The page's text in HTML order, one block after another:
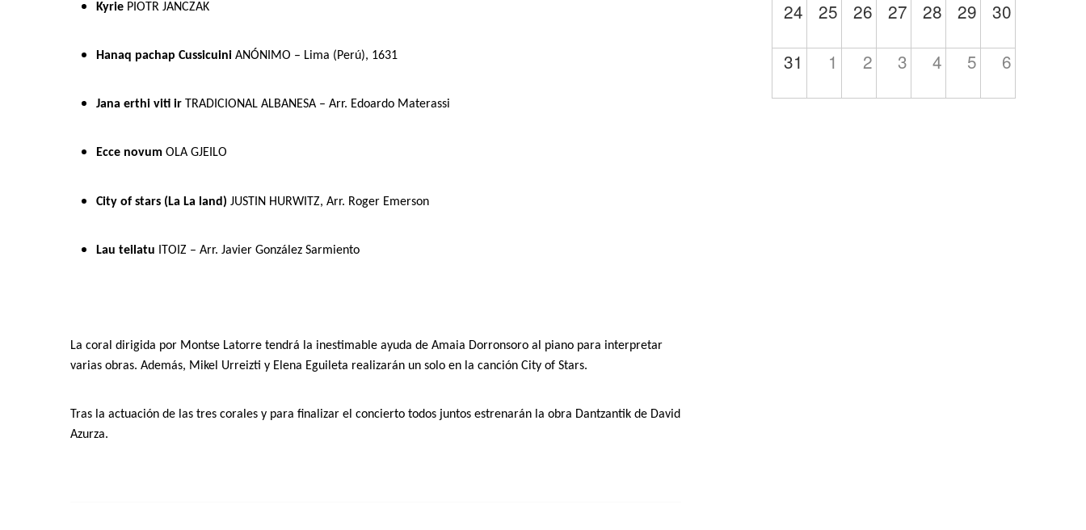
Kyrie PIOTR JANCZAK
Hanaq pachap Cussicuini ANÓNIMO – Lima (Perú), 1631
Jana erthi viti ir TRADICIONAL ALBANESA – Arr. Edoardo Materassi
Ecce novum OLA GJEILO
City of stars (La La land) JUSTIN HURWITZ, Arr. Roger Emerson
Lau teilatu ITOIZ – Arr. Javier González Sarmiento
La coral dirigida por Montse Latorre tendrá la inestimable ayuda de Amaia Dorronsoro al piano para interpretar
varias obras. Además, Mikel Urreizti y Elena Eguileta realizarán un solo en la canción City of Stars.
Tras la actuación de las tres corales y para finalizar el concierto todos juntos estrenarán la obra Dantzantik de David
Azurza.
24 25 26 27 28 29 30
31 1 2 3 4 5 6